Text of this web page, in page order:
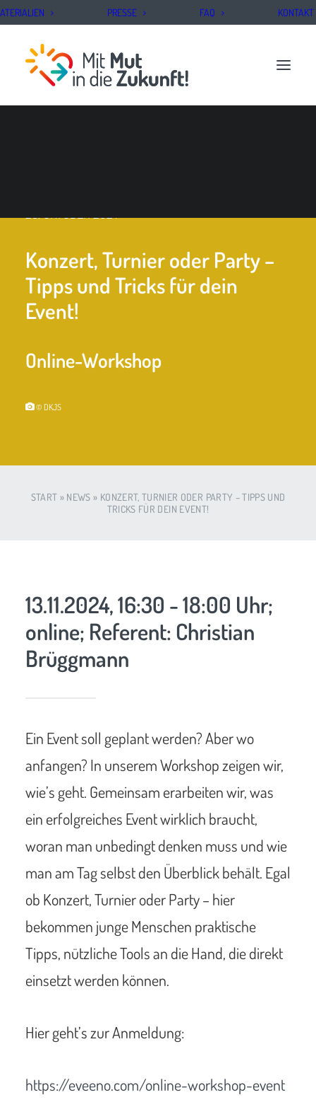
PRESSE FAQ KONTAKT
Konzert, Turnier oder Party –
Tipps und Tricks für dein
Event!
Online-Workshop
© DKJS
START » NEWS » KONZERT, TURNIER ODER PARTY – TIPPS UND
TRICKS FÜR DEIN EVENT!
13.11.2024, 16:30 - 18:00 Uhr;
online; Referent: Christian
Brüggmann
Ein Event soll geplant werden? Aber wo
anfangen? In unserem Workshop zeigen wir,
wie’s geht. Gemeinsam erarbeiten wir, was
ein erfolgreiches Event wirklich braucht,
woran man unbedingt denken muss und wie
man am Tag selbst den Überblick behält. Egal
ob Konzert, Turnier oder Party – hier
bekommen junge Menschen praktische
Tipps, nützliche Tools an die Hand, die direkt
einsetzt werden können.
Hier geht’s zur Anmeldung:
https://eveeno.com/online-workshop-event